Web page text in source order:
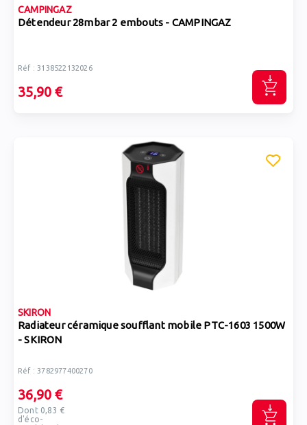
CAMPINGAZ
Détendeur 28mbar 2 embouts - CAMPINGAZ
Réf : 3138522132026
35,90 €
SKIRON
Radiateur céramique soufflant mobile PTC-1603 1500W
- SKIRON
Réf : 3782977400270
36,90 €
Dont 0,83 €
d'éco-